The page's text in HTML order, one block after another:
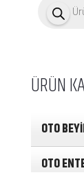
t
s
a
c
h
ÜRÜN
OTO
OTO